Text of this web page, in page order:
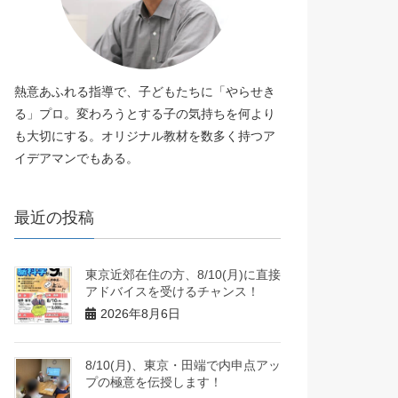
熱意あふれる指導で、子どもたちに「やらせき
る」プロ。変わろうとする子の気持ちを何より
も大切にする。オリジナル教材を数多く持つア
イデアマンでもある。
最近の投稿
東京近郊在住の方、8/10(月)に直接
アドバイスを受けるチャンス！
2026年8月6日
8/10(月)、東京・田端で内申点アッ
プの極意を伝授します！